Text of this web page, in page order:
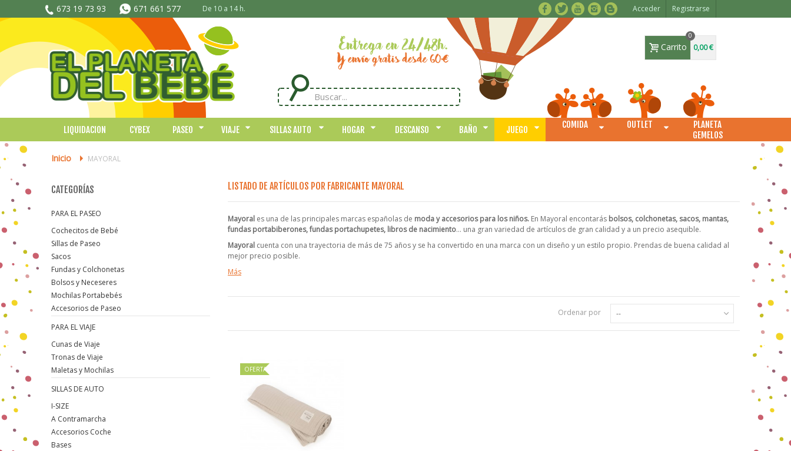
673 19 73 93 671 661 577 De 10 a 14 h. Acceder Registrarse
Carrito
0
0,00 €
LIQUIDACION CYBEX PASEO VIAJE SILLAS AUTO HOGAR DESCANSO BAÑO JUEGO COMIDA OUTLET
PLANETA
GEMELOS
Inicio > MAYORAL
CATEGORÍAS
PARA EL PASEO
Cochecitos de Bebé
Sillas de Paseo
Sacos
Fundas y Colchonetas
Bolsos y Neceseres
Mochilas Portabebés
Accesorios de Paseo
PARA EL VIAJE
Cunas de Viaje
Tronas de Viaje
Maletas y Mochilas
SILLAS DE AUTO
I-SIZE
A Contramarcha
Accesorios Coche
Bases
LISTADO DE ARTÍCULOS POR FABRICANTE MAYORAL
Mayoral es una de las principales marcas españolas de moda y accesorios para los niños. En Mayoral encontarás bolsos, colchonetas, sacos, mantas,
fundas portabiberones, fundas portachupetes, libros de nacimiento... una gran variedad de artículos de gran calidad y a un precio asequible.
Mayoral cuenta con una trayectoria de más de 75 años y se ha convertido en una marca con un diseño y un estilo propio. Prendas de buena calidad al
mejor precio posible.
Más
Ordenar por --
OFERTA